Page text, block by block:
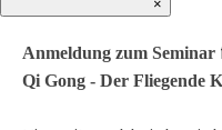
×
Anmeldung zum Seminar
Qi Gong - Der Fliegende